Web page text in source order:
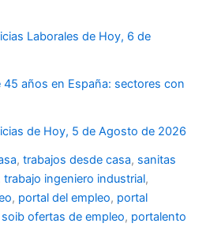
Laborales de Hoy, 6 de
45 años en España: sectores con
de Hoy, 5 de Agosto de 2026
, trabajos desde casa, sanitas
trabajo ingeniero industrial,
, portal del empleo, portal
soib ofertas de empleo, portalento